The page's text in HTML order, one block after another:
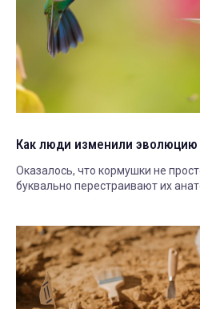
Как люди изменили эволюцию
Оказалось, что кормушки не
буквально перестраивают их